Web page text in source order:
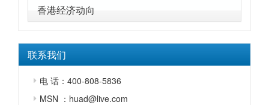
香港经济动向
联系我们
电 话：400-808-5836
MSN ：huad@live.com